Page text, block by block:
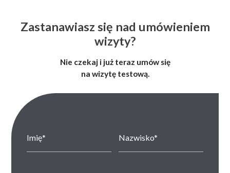
Zastanawiasz się nad umówieniem
wizyty?
Nie czekaj i już teraz umów się
na wizytę testową.